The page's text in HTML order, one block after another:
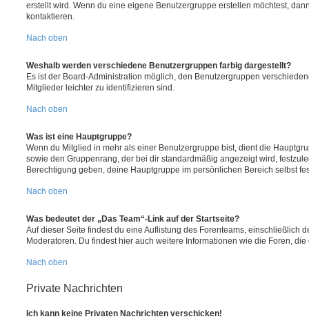
erstellt wird. Wenn du eine eigene Benutzergruppe erstellen möchtest,
kontaktieren.
Nach oben
Weshalb werden verschiedene Benutzergruppen farbig dargestellt?
Es ist der Board-Administration möglich, den Benutzergruppen
Mitglieder leichter zu identifizieren sind.
Nach oben
Was ist eine Hauptgruppe?
Wenn du Mitglied in mehr als einer Benutzergruppe bist, dient die
sowie den Gruppenrang, der bei dir standardmäßig angezeigt wird,
Berechtigung geben, deine Hauptgruppe im persönlichen Bereich selbst
Nach oben
Was bedeutet der „Das Team“-Link auf der Startseite?
Auf dieser Seite findest du eine Auflistung des Forenteams, einschließlich
Moderatoren. Du findest hier auch weitere Informationen wie die Foren,
Nach oben
Private Nachrichten
Ich kann keine Privaten Nachrichten verschicken!